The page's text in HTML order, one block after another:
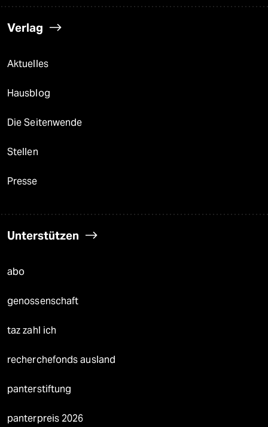
Verlag
Aktuelles
Hausblog
Die Seitenwende
Stellen
Presse
Unterstützen
abo
genossenschaft
taz zahl ich
recherchefonds ausland
panterstiftung
panterpreis 2026